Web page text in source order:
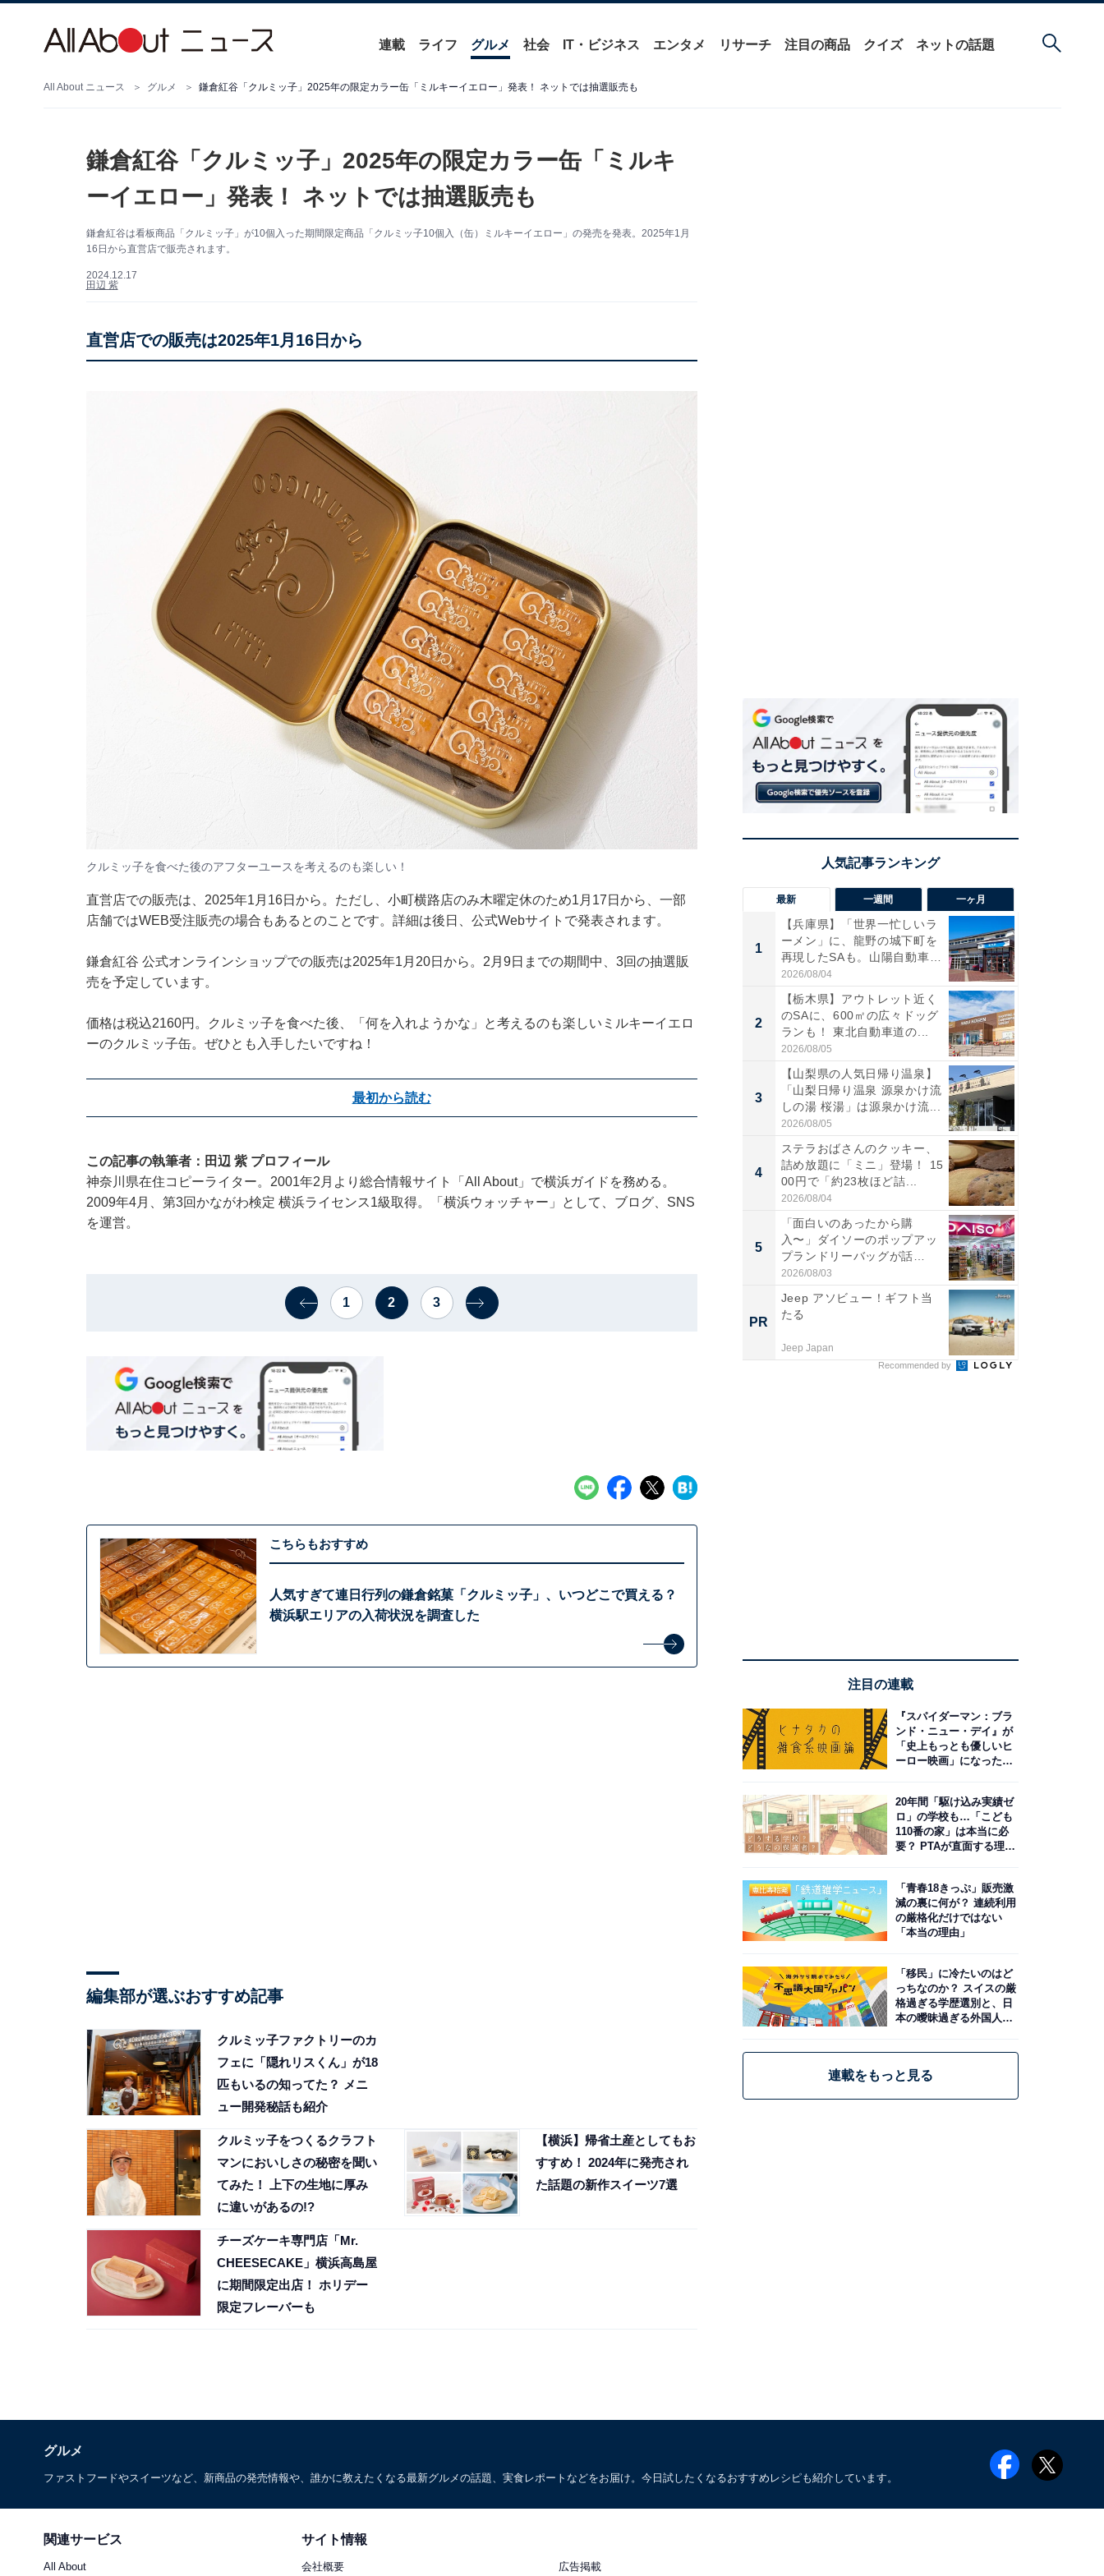
連載 ライフ グルメ 社会 IT・ビジネス エンタメ リサーチ 注目の商品 クイズ ネットの話題
All About ニュース グルメ 鎌倉紅谷「クルミッ子」2025年の限定カラー缶「ミルキーイエロー」発表！ ネットでは抽選販売も
鎌倉紅谷「クルミッ子」2025年の限定カラー缶「ミルキ
ーイエロー」発表！ ネットでは抽選販売も
鎌倉紅谷は看板商品「クルミッ子」が10個入った期間限定商品「クルミッ子10個入（缶）ミルキーイエロー」の発売を発表。2025年1月
16日から直営店で販売されます。
2024.12.17
田辺 紫
直営店での販売は2025年1月16日から
クルミッ子を食べた後のアフターユースを考えるのも楽しい！
直営店での販売は、2025年1月16日から。ただし、小町横路店のみ木曜定休のため1月17日から、一部
店舗ではWEB受注販売の場合もあるとのことです。詳細は後日、 公式Webサイト で発表されます。
鎌倉紅谷 公式オンラインショップでの販売は2025年1月20日から。2月9日までの期間中、3回の抽選販
売を予定しています。
価格は税込2160円。クルミッ子を食べた後、「何を入れようかな」と考えるのも楽しいミルキーイエロ
ーのクルミッ子缶。ぜひとも入手したいですね！
最初から読む
この記事の執筆者：田辺 紫 プロフィール
神奈川県在住コピーライター。2001年2月より総合情報サイト「All About」で横浜ガイドを務める。
2009年4月、第3回かながわ検定 横浜ライセンス1級取得。「横浜ウォッチャー」として、ブログ、SNS
を運営。
1 2 3
こちらもおすすめ
人気すぎて連日行列の鎌倉銘菓「クルミッ子」、いつどこで買える？
横浜駅エリアの入荷状況を調査した
編集部が選ぶおすすめ記事
クルミッ子ファクトリーのカ
フェに「隠れリスくん」が18
匹もいるの知ってた？ メニ
ュー開発秘話も紹介
クルミッ子をつくるクラフト
マンにおいしさの秘密を聞い
てみた！ 上下の生地に厚み
に違いがあるの!?
【横浜】帰省土産としてもお
すすめ！ 2024年に発売され
た話題の新作スイーツ7選
チーズケーキ専門店「Mr.
CHEESECAKE」横浜高島屋
に期間限定出店！ ホリデー
限定フレーバーも
最新 一週間 一ヶ月
1
【兵庫県】「世界一忙しいラ
ーメン」に、龍野の城下町を
再現したSAも。山陽自動車
道...
2026/08/04
2
【栃木県】アウトレット近く
のSAに、600㎡の広々ドッグ
ランも！ 東北自動車道の...
2026/08/05
3
【山梨県の人気日帰り温泉】
「山梨日帰り温泉 源泉かけ流
しの湯 桜湯」は源泉かけ流...
2026/08/05
4
ステラおばさんのクッキー、
詰め放題に「ミニ」登場！ 15
00円で「約23枚ほど詰...
2026/08/04
5
「面白いのあったから購
入〜」ダイソーのポップアッ
プランドリーバッグが話
題。“さま...
2026/08/03
PR
Jeep アソビュー！ギフト当
たる
Jeep Japan
Recommended by
注目の連載
『スパイダーマン：ブラ
ンド・ニュー・デイ』が
「史上もっとも優しいヒ
ーロー映画」になった理
20年間「駆け込み実績ゼ
ロ」の学校も…「こども
110番の家」は本当に必
要？ PTAが直面する理想
「青春18きっぷ」販売激
減の裏に何が？ 連続利用
の厳格化だけではない
「本当の理由」
「移民」に冷たいのはど
っちなのか？ スイスの厳
格過ぎる学歴選別と、日
本の曖昧過ぎる外国人政
連載をもっと見る
グルメ
ファストフードやスイーツなど、新商品の発売情報や、誰かに教えたくなる最新グルメの話題、実食レポートなどをお届け。今日試したくなるおすすめレシピも紹介しています。
関連サービス
All About
サイト情報
会社概要 広告掲載